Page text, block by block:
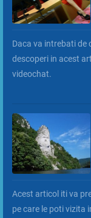
Daca va intrebati de
descoperi in acest
videochat.
Acest articol iti va
pe care le poti vizita